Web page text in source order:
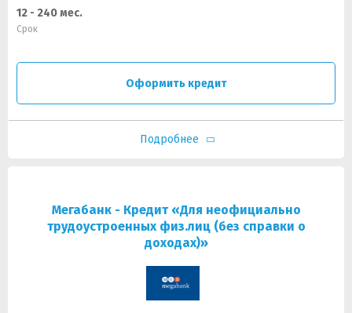
12 - 240 мес.
Срок
Оформить кредит
Подробнее
Мегабанк - Кредит «Для неофициально
трудоустроенных физ.лиц (без справки о
доходах)»